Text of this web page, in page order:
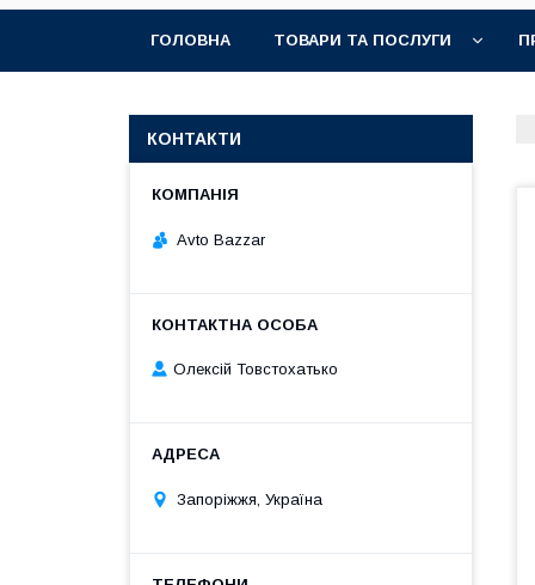
ГОЛОВНА ТОВАРИ ТА ПОСЛУГИ
КОНТАКТИ
Avto Bazzar
Олексій Товстохатько
Запоріжжя, Україна